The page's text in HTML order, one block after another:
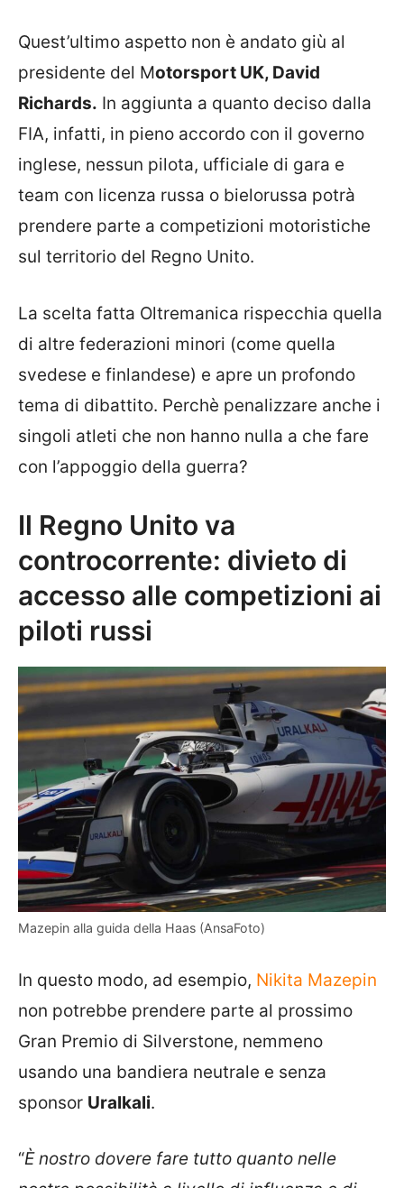
Quest’ultimo aspetto non è andato giù al
presidente del Motorsport UK, David
Richards. In aggiunta a quanto deciso dalla
FIA, infatti, in pieno accordo con il governo
inglese, nessun pilota, ufficiale di gara e
team con licenza russa o bielorussa potrà
prendere parte a competizioni motoristiche
sul territorio del Regno Unito.
La scelta fatta Oltremanica rispecchia quella
di altre federazioni minori (come quella
svedese e finlandese) e apre un profondo
tema di dibattito. Perchè penalizzare anche i
singoli atleti che non hanno nulla a che fare
con l’appoggio della guerra?
Il Regno Unito va
controcorrente: divieto di
accesso alle competizioni ai
piloti russi
Mazepin alla guida della Haas (AnsaFoto)
In questo modo, ad esempio, Nikita Mazepin
non potrebbe prendere parte al prossimo
Gran Premio di Silverstone, nemmeno
usando una bandiera neutrale e senza
sponsor Uralkali.
“È nostro dovere fare tutto quanto nelle